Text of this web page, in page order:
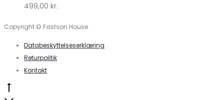
499,00 kr.
Copyright © Fashion House
Databeskyttelseserklæring
Returpolitik
Kontakt